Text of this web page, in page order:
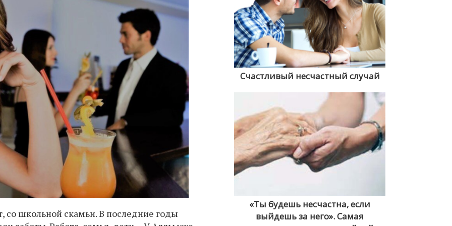
со школьной скамьи. В последние годы
Счастливый несчастный случай
«Ты будешь несчастна, если
выйдешь за него». Самая